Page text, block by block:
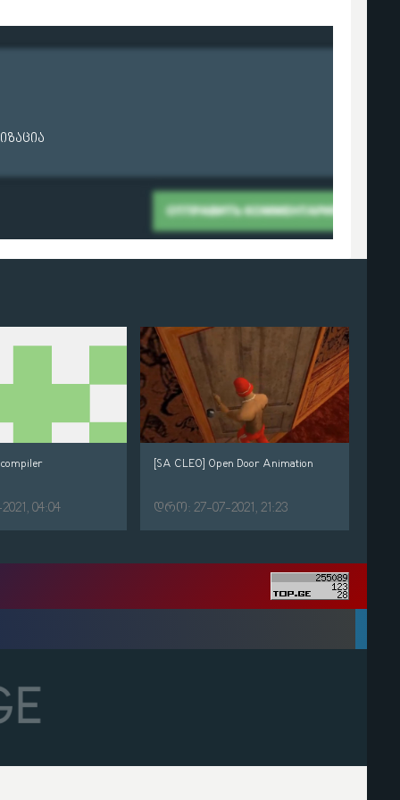
04:04
[SA CLEO] Open Door Animation
დრო: 27-07-2021, 21:23